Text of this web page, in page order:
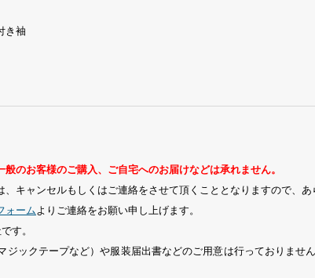
き袖
般のお客様のご購入、ご自宅へのお届けなどは承れません。
キャンセルもしくはご連絡をさせて頂くこととなりますので、
ォームよりご連絡をお願い申し上げます。
す。
ジックテープなど）や服装届出書などのご用意は行っておりませ